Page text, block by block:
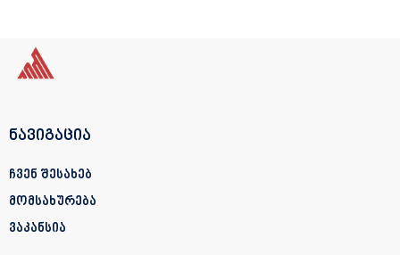
ნავიგაცია
ჩვენ შესახებ
მომსახურება
ვაკანსია